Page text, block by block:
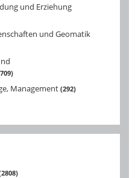
und Erziehung
und Geomatik
709
Management 292
2808